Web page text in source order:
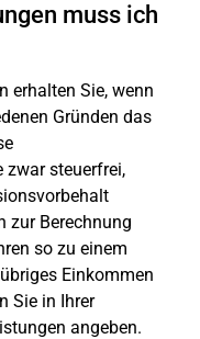
muss ich
erhalten Sie, wenn
Gründen das
zwar steuerfrei,
zur Berechnung
so zu einem
Einkommen
Sie in Ihrer
angeben.